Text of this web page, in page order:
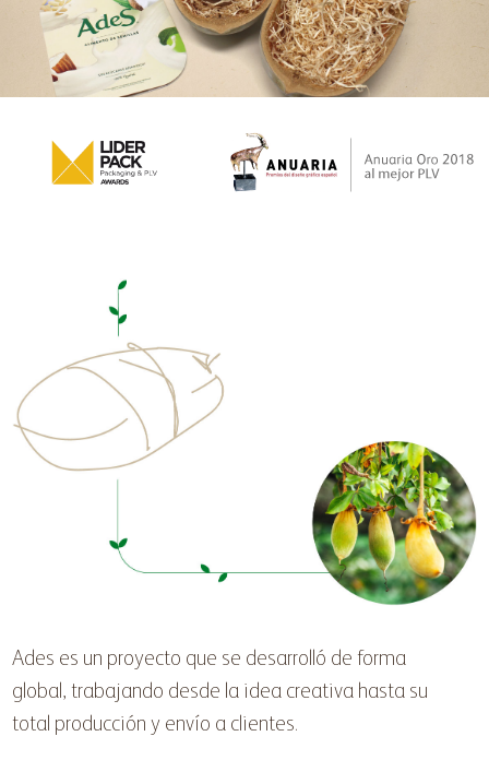
Ades es un proyecto que se desarrolló de forma
global, trabajando desde la idea creativa hasta su
total producción y envío a clientes.